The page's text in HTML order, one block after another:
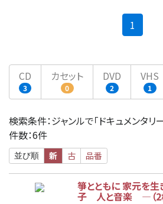
1
CD
3
カセット
0
DVD
2
VHS
1
検索条件：ジャンルで「ドキュメンタリ
件数：6件
並び順 新 古 品番
箏とともに 家元
子 人と音楽 ―（2